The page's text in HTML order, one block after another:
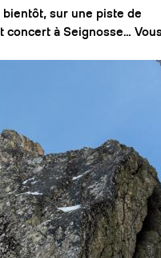
sur une piste de
concert à Seignosse…